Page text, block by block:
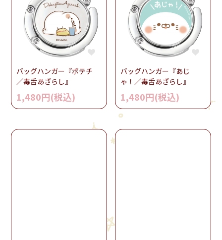
バッグハンガー『ポテチ
／毒舌あざらし』
1,480円(税込)
バッグハンガー『あじ
ゃ！／毒舌あざらし』
1,480円(税込)